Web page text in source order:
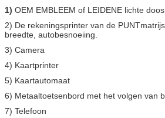
1) OEM EMBLEEM of LEIDENE lichte doos.
2) De rekeningsprinter van de
breedte, autobesnoeiing.
3) Camera
4) Kaartprinter
5) Kaartautomaat
6) Metaaltoetsenbord met het volgen van
7) Telefoon